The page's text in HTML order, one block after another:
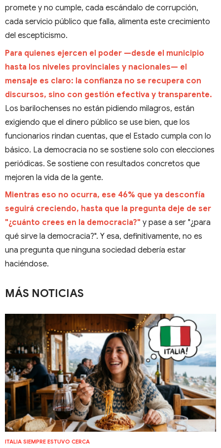
promete y no cumple, cada escándalo de corrupción,
cada servicio público que falla, alimenta este crecimiento
del escepticismo.
Para quienes ejercen el poder —desde el municipio
hasta los niveles provinciales y nacionales— el
mensaje es claro: la confianza no se recupera con
discursos, sino con gestión efectiva y transparente.
Los barilochenses no están pidiendo milagros, están
exigiendo que el dinero público se use bien, que los
funcionarios rindan cuentas, que el Estado cumpla con lo
básico. La democracia no se sostiene solo con elecciones
periódicas. Se sostiene con resultados concretos que
mejoren la vida de la gente.
Mientras eso no ocurra, ese 46% que ya desconfía
seguirá creciendo, hasta que la pregunta deje de ser
"¿cuánto crees en la democracia?" y pase a ser "¿para
qué sirve la democracia?". Y esa, definitivamente, no es
una pregunta que ninguna sociedad debería estar
haciéndose.
MÁS NOTICIAS
ITALIA SIEMPRE ESTUVO CERCA